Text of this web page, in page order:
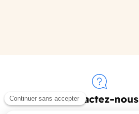
Contactez-nous